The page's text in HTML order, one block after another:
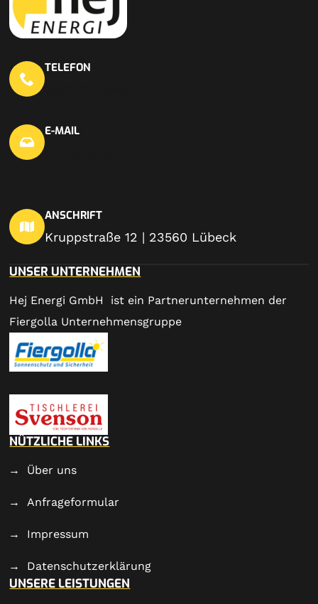
TELEFON
E-MAIL
ANSCHRIFT
Kruppstraße 12 | 23560 Lübeck
UNSER UNTERNEHMEN
Hej Energi GmbH ist ein Partnerunternehmen der
Fiergolla Unternehmensgruppe
NÜTZLICHE LINKS
Über uns
Anfrageformular
Impressum
Datenschutzerklärung
UNSERE LEISTUNGEN